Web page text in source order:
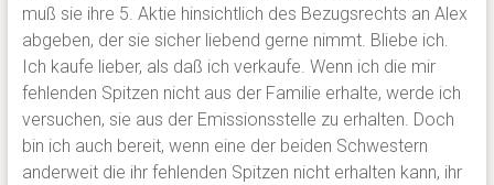
muß sie ihre 5. Aktie hinsichtlich des Bezugsrechts an Alex
abgeben, der sie sicher liebend gerne nimmt. Bliebe ich.
Ich kaufe lieber, als daß ich verkaufe. Wenn ich die mir
fehlenden Spitzen nicht aus der Familie erhalte, werde ich
versuchen, sie aus der Emissionsstelle zu erhalten. Doch
bin ich auch bereit, wenn eine der beiden Schwestern
anderweit die ihr fehlenden Spitzen nicht erhalten kann, ihr